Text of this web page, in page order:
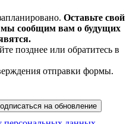
Оставьте свой
мы сообщим вам о будущих
позднее или обратитесь в
отправки формы.
на обновление